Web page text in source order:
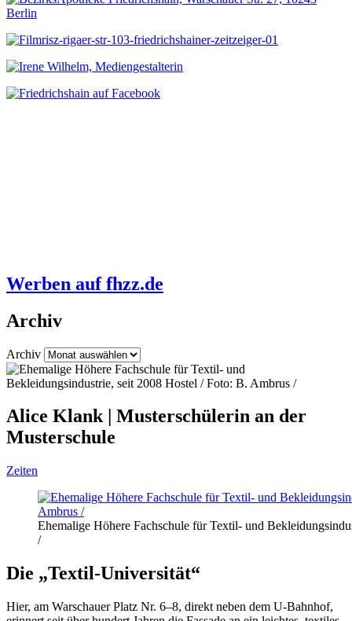
Werben auf fhzz.de
Archiv
Archiv
Alice Klank | Musterschülerin an der
Musterschule
Zeiten
Ehemalige Höhere Fachschule für Textil- und
/
Die „Textil-Universität“
Hier, am Warschauer Platz Nr. 6–8, direkt neben dem U-Bahnhof,